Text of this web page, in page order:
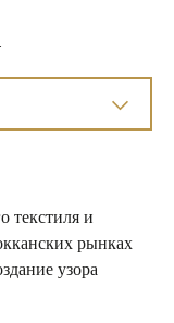
текстиля и
рынках
узора